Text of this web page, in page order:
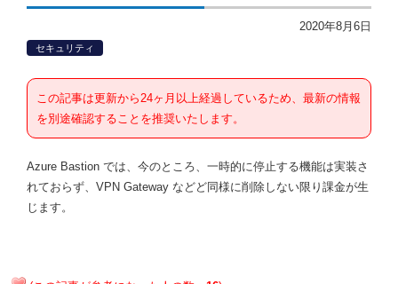
2020年8月6日
セキュリティ
この記事は更新から24ヶ月以上経過しているため、最新の情報
を別途確認することを推奨いたします。
Azure Bastion では、今のところ、一時的に停止する機能は実装さ
れておらず、VPN Gateway などど同様に削除しない限り課金が生
じます。